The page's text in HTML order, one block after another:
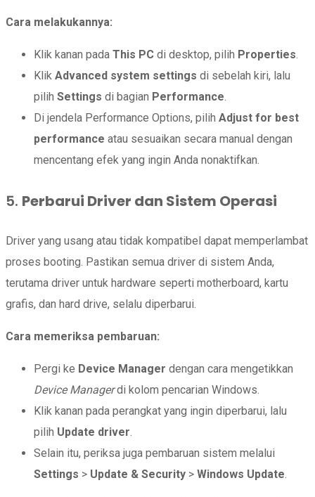
Cara melakukannya:
Klik kanan pada This PC di desktop, pilih Properties.
Klik Advanced system settings di sebelah kiri, lalu
pilih Settings di bagian Performance.
Di jendela Performance Options, pilih Adjust for best
performance atau sesuaikan secara manual dengan
mencentang efek yang ingin Anda nonaktifkan.
5. Perbarui Driver dan Sistem Operasi
Driver yang usang atau tidak kompatibel dapat memperlambat
proses booting. Pastikan semua driver di sistem Anda,
terutama driver untuk hardware seperti motherboard, kartu
grafis, dan hard drive, selalu diperbarui.
Cara memeriksa pembaruan:
Pergi ke Device Manager dengan cara mengetikkan
Device Managerdi kolom pencarian Windows.
Klik kanan pada perangkat yang ingin diperbarui, lalu
pilih Update driver.
Selain itu, periksa juga pembaruan sistem melalui
Settings > Update & Security > Windows Update.